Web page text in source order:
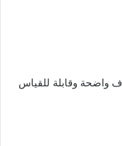
واضحة وقابلة للقياس